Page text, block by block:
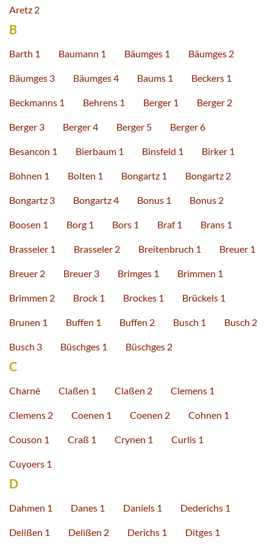
Aretz 2
B
Barth 1 Baumann 1 Bäumges 1 Bäumges 2
Bäumges 3 Bäumges 4 Baums 1 Beckers 1
Beckmanns 1 Behrens 1 Berger 1 Berger 2
Berger 3 Berger 4 Berger 5 Berger 6
Besancon 1 Bierbaum 1 Binsfeld 1 Birker 1
Bohnen 1 Bolten 1 Bongartz 1 Bongartz 2
Bongartz 3 Bongartz 4 Bonus 1 Bonus 2
Boosen 1 Borg 1 Bors 1 Braf 1 Brans 1
Brasseler 1 Brasseler 2 Breitenbruch 1 Breuer 1
Breuer 2 Breuer 3 Brimges 1 Brimmen 1
Brimmen 2 Brock 1 Brockes 1 Brückels 1
Brunen 1 Buffen 1 Buffen 2 Busch 1 Busch 2
Busch 3 Büschges 1 Büschges 2
C
Charné Claßen 1 Claßen 2 Clemens 1
Clemens 2 Coenen 1 Coenen 2 Cohnen 1
Couson 1 Craß 1 Crynen 1 Curlis 1
Cuyoers 1
D
Dahmen 1 Danes 1 Daniels 1 Dederichs 1
Delißen 1 Delißen 2 Derichs 1 Ditges 1